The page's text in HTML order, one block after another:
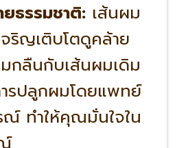
ธรรมชาติ:เส้นผม
ริญเติบโตดูคล้าย
กลืนกับเส้นผมเดิม
รปลูกผมโดยแพทย์
ณ์ ทำให้คุณมั่นใจใน